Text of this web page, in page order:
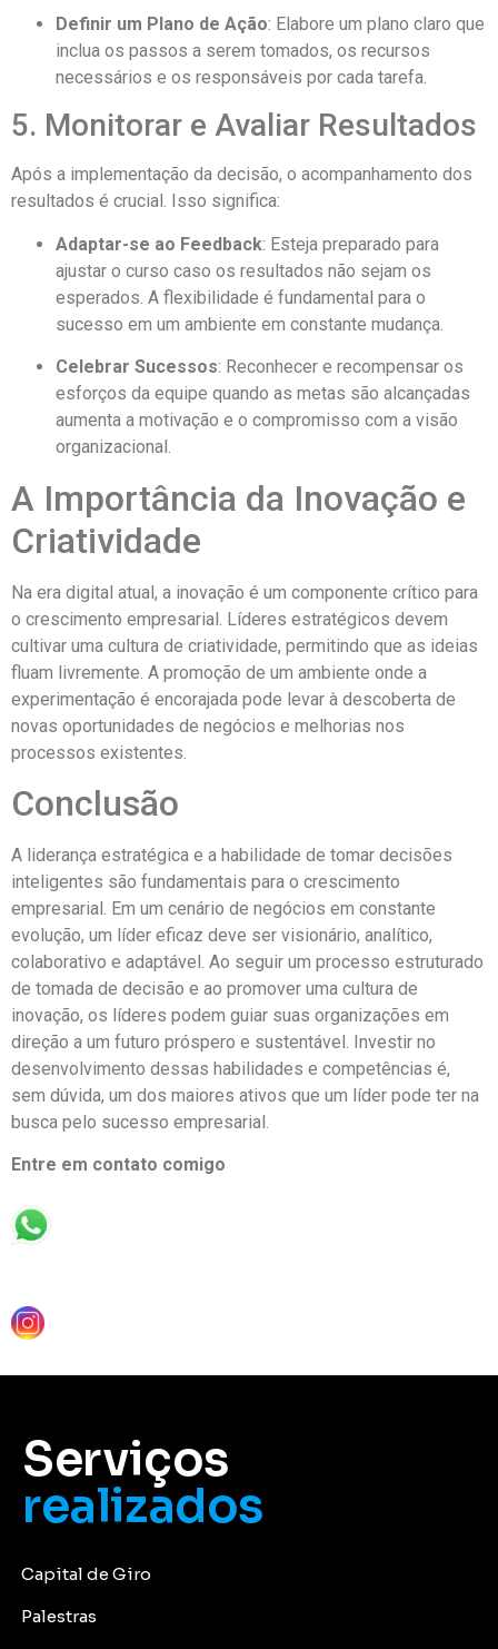
Definir um Plano de Ação: Elabore um plano claro que
inclua os passos a serem tomados, os recursos
necessários e os responsáveis por cada tarefa.
5. Monitorar e Avaliar Resultados
Após a implementação da decisão, o acompanhamento dos
resultados é crucial. Isso significa:
Adaptar-se ao Feedback: Esteja preparado para
ajustar o curso caso os resultados não sejam os
esperados. A flexibilidade é fundamental para o
sucesso em um ambiente em constante mudança.
Celebrar Sucessos: Reconhecer e recompensar os
esforços da equipe quando as metas são alcançadas
aumenta a motivação e o compromisso com a visão
organizacional.
A Importância da Inovação e
Criatividade
Na era digital atual, a inovação é um componente crítico para
o crescimento empresarial. Líderes estratégicos devem
cultivar uma cultura de criatividade, permitindo que as ideias
fluam livremente. A promoção de um ambiente onde a
experimentação é encorajada pode levar à descoberta de
novas oportunidades de negócios e melhorias nos
processos existentes.
Conclusão
A liderança estratégica e a habilidade de tomar decisões
inteligentes são fundamentais para o crescimento
empresarial. Em um cenário de negócios em constante
evolução, um líder eficaz deve ser visionário, analítico,
colaborativo e adaptável. Ao seguir um processo estruturado
de tomada de decisão e ao promover uma cultura de
inovação, os líderes podem guiar suas organizações em
direção a um futuro próspero e sustentável. Investir no
desenvolvimento dessas habilidades e competências é,
sem dúvida, um dos maiores ativos que um líder pode ter na
busca pelo sucesso empresarial.
Entre em contato comigo
Serviços
realizados
Capital de Giro
Palestras